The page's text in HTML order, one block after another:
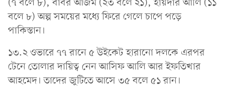
(৭ বলে ৮), বাবর আজম (২৩ বলে ২১), হায়দার আলি (১১
বলে ৮) অল্প সময়ের মধ্যে ফিরে গেলে চাপে পড়ে
পাকিস্তান।
১৩.২ ওভারে ৭৭ রানে ৫ উইকেট হারানো দলকে এরপর
টেনে তোলার দায়িত্ব নেন আসিফ আলি আর ইফতিখার
আহমেদ। তাদের জুটিতে আসে ৩৫ বলে ৫১ রান।